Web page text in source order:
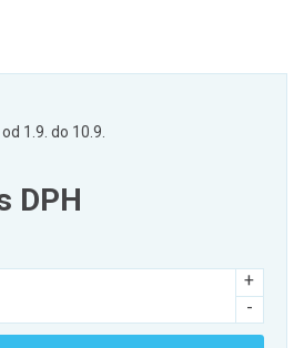
1.9. do 10.9.
DPH